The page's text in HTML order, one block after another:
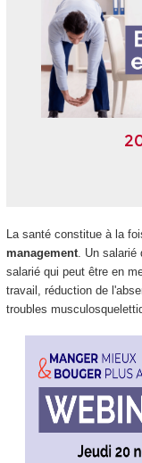
La santé constitue à la
management. Un salarié
salarié qui peut être en
travail, réduction de
troubles